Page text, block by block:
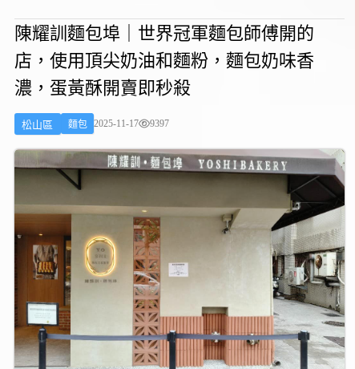
陳耀訓麵包埠｜世界冠軍麵包師傅開的
店，使用頂尖奶油和麵粉，麵包奶味香
濃，蛋黃酥開賣即秒殺
松山區 麵包 2025-11-17 9397